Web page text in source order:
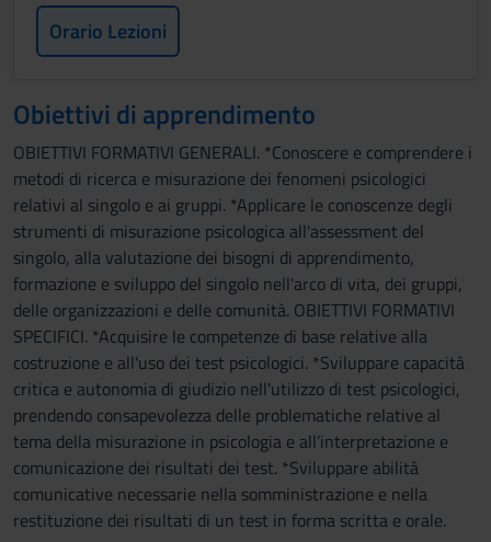
Orario Lezioni
Obiettivi di apprendimento
OBIETTIVI FORMATIVI GENERALI. *Conoscere e comprendere i
metodi di ricerca e misurazione dei fenomeni psicologici
relativi al singolo e ai gruppi. *Applicare le conoscenze degli
strumenti di misurazione psicologica all'assessment del
singolo, alla valutazione dei bisogni di apprendimento,
formazione e sviluppo del singolo nell'arco di vita, dei gruppi,
delle organizzazioni e delle comunità. OBIETTIVI FORMATIVI
SPECIFICI. *Acquisire le competenze di base relative alla
costruzione e all'uso dei test psicologici. *Sviluppare capacità
critica e autonomia di giudizio nell'utilizzo di test psicologici,
prendendo consapevolezza delle problematiche relative al
tema della misurazione in psicologia e all’interpretazione e
comunicazione dei risultati dei test. *Sviluppare abilità
comunicative necessarie nella somministrazione e nella
restituzione dei risultati di un test in forma scritta e orale.